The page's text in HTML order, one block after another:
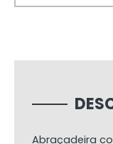
Abraçadeira